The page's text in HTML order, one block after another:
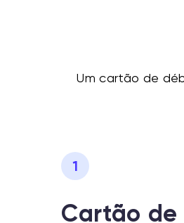
Um cartão de
1
Cartão